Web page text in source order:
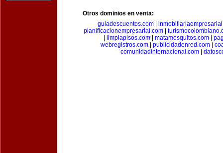
Otros dominios en venta:
guiadescuentos.com
planificacionempresarial.com
limpiapisos.com| matamosquitos.com|
webregistros.com| publicidadenred.com|
comunidadinternacional.com|